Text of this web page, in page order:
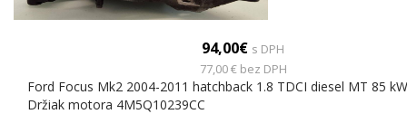
94,00€ s DPH
77,00 € bez DPH
Ford Focus Mk2 2004-2011 hatchback 1.8 TDCI diesel MT 85
Držiak motora 4M5Q10239CC